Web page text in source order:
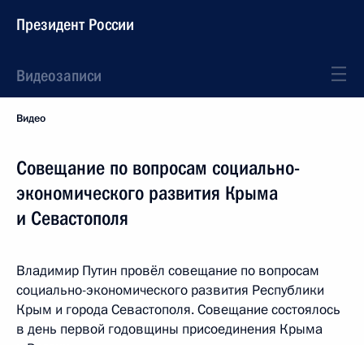
Президент России
Видеозаписи
Видео
Совещание по вопросам социально-
экономического развития Крыма
и Севастополя
Владимир Путин провёл совещание по вопросам
социально-экономического развития Республики
Крым и города Севастополя. Совещание состоялось
в день первой годовщины присоединения Крыма